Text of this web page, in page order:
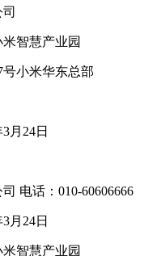
智慧产业园
小米华东总部
月24日
电话：010-60606666
月24日
智慧产业园